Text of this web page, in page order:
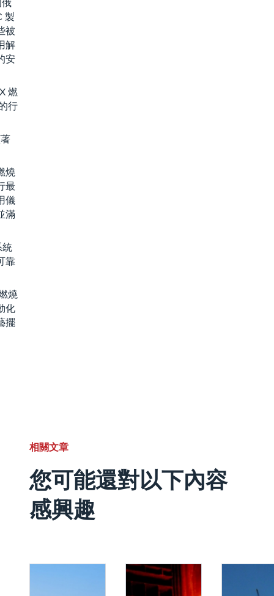
製
被
解
安
燃
行
燒
最
儀
滿
統
靠
燒
化
擺
相關文章
您可能還對以下內容
感興趣